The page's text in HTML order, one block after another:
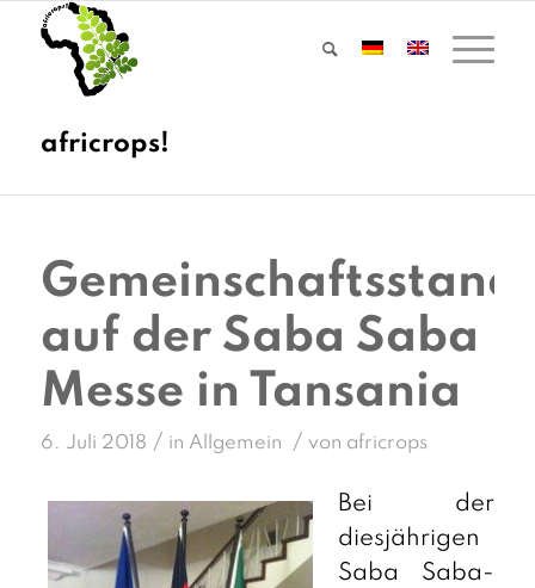
Gemeinschaftsstand
auf der Saba Saba
Messe in Tansania
6. Juli 2018 / in Allgemein / von africrops
Bei der
diesjährigen
Saba Saba-